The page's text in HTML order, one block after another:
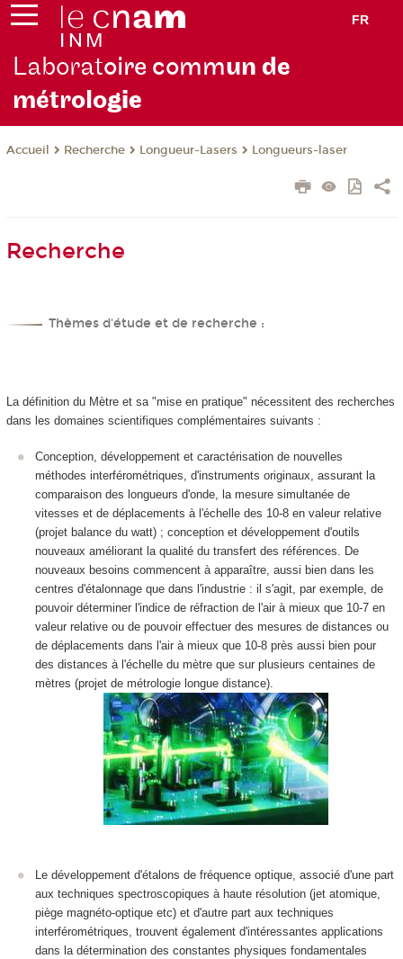
FR
Laboratoire commun de
métrologie
Accueil Recherche Longueur-Lasers Longueurs-laser
Recherche
Thèmes d'étude et de recherche :
La définition du Mètre et sa "mise en pratique" nécessitent des recherches
dans les domaines scientifiques complémentaires suivants :
Conception, développement et caractérisation de nouvelles
méthodes interférométriques, d'instruments originaux, assurant la
comparaison des longueurs d'onde, la mesure simultanée de
vitesses et de déplacements à l'échelle des 10-8 en valeur relative
(projet balance du watt) ; conception et développement d'outils
nouveaux améliorant la qualité du transfert des références. De
nouveaux besoins commencent à apparaître, aussi bien dans les
centres d'étalonnage que dans l'industrie : il s'agit, par exemple, de
pouvoir déterminer l'indice de réfraction de l'air à mieux que 10-7 en
valeur relative ou de pouvoir effectuer des mesures de distances ou
de déplacements dans l'air à mieux que 10-8 près aussi bien pour
des distances à l'échelle du mètre que sur plusieurs centaines de
mètres (projet de métrologie longue distance).
Le développement d'étalons de fréquence optique, associé d'une part
aux techniques spectroscopiques à haute résolution (jet atomique,
piège magnéto-optique etc) et d'autre part aux techniques
interférométriques, trouvent également d'intéressantes applications
dans la détermination des constantes physiques fondamentales